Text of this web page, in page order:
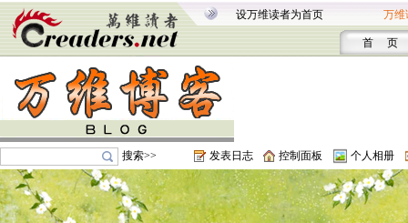
设万维读者为首页 万维
首 页
搜索>> 发表日志 控制面板 个人相册